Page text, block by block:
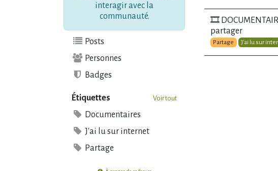
interagir avec la
communauté.
Posts
Personnes
Badges
Étiquettes Voir tout
Documentaires
J'ai lu sur internet
Partage
🎞️
partager
Partage J'ai lu sur